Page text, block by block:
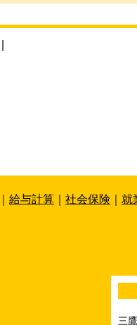
給与計算 社会保険 就
三